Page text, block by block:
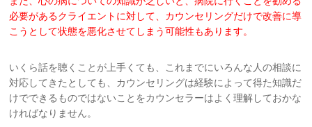
必要があるクライエントに対して、カウンセリングだけで改善に導
こうとして状態を悪化させてしまう可能性もあります。
いくら話を聴くことが上手くても、これまでにいろんな人の相談に
対応してきたとしても、カウンセリングは経験によって得た知識だ
けでできるものではないことをカウンセラーはよく理解しておかな
ければなりません。